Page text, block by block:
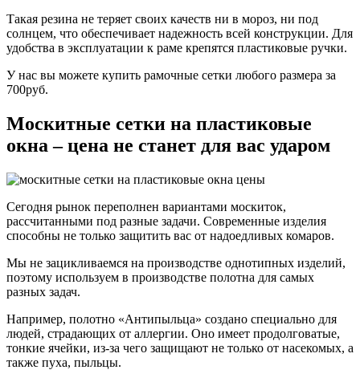
Такая резина не теряет своих качеств ни в мороз, ни под
солнцем, что обеспечивает надежность всей конструкции. Для
удобства в эксплуатации к раме крепятся пластиковые ручки.
У нас вы можете купить рамочные сетки любого размера за
700руб.
Москитные сетки на пластиковые
окна – цена не станет для вас ударом
Сегодня рынок переполнен вариантами москиток,
рассчитанными под разные задачи. Современные изделия
способны не только защитить вас от надоедливых комаров.
Мы не зацикливаемся на производстве однотипных изделий,
поэтому используем в производстве полотна для самых
разных задач.
Например, полотно «Антипыльца» создано специально для
людей, страдающих от аллергии. Оно имеет продолговатые,
тонкие ячейки, из-за чего защищают не только от насекомых, а
также пуха, пыльцы.